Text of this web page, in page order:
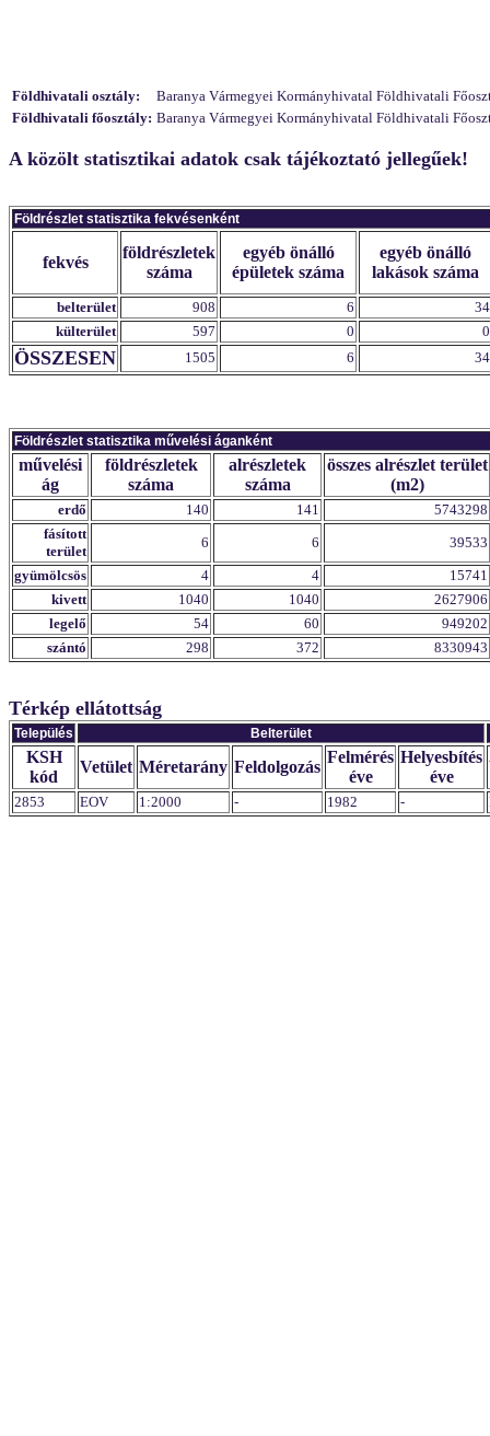
Földhivatali osztály:
Baranya Vármegyei Kormányhivatal Földhivatali
Földhivatali főosztály: Baranya Vármegyei Kormányhivatal Földhivatali
A közölt statisztikai adatok csak tájékoztató jellegűek!
Földrészlet statisztika fekvésenként
fekvés
földrészletek
száma
egyéb önálló
épületek száma
egyéb önálló
lakások száma
belterület 908 6
34
külterület
597 0 0
ÖSSZESEN 1505 6 34
Földrészlet statisztika művelési áganként
művelési
ág
földrészletek
száma
alrészletek
száma
összes alrészlet terület
(m2)
erdő 140 141
5743298
fásított
terület
6 6
39533
gyümölcsös
4 4
15741
kivett
1040 1040
2627906
legelő
54 60
949202
szántó
298 372 8330943
Térkép ellátottság
Település Belterület
KSH
kód
Vetület Méretarány Feldolgozás
Felmérés
éve
Helyesbítés
éve
2853 EOV 1:2000 - 1982 -